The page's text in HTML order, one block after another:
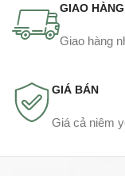
GIAO HÀNG
Giao hàng
GIÁ BÁN
Giá cả niêm